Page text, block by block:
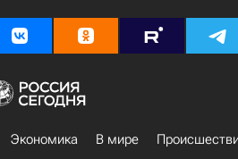
Экономика В мире